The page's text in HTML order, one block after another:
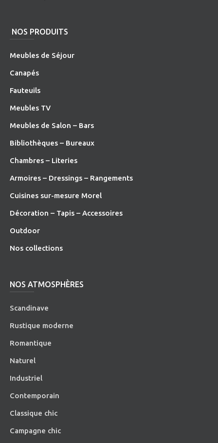
NOS PRODUITS
Meubles de Séjour
Canapés
Fauteuils
Meubles TV
Meubles de Salon – Bars
Bibliothèques – Bureaux
Chambres – Literies
Armoires – Dressings – Rangements
Cuisines sur-mesure Morel
Décoration – Tapis – Accessoires
Outdoor
Nos collections
NOS ATMOSPHÈRES
Scandinave
Rustique moderne
Romantique
Naturel
Industriel
Contemporain
Classique chic
Campagne chic